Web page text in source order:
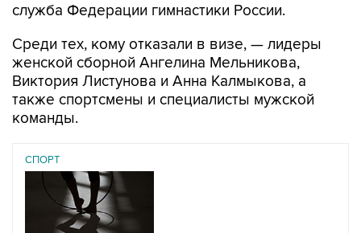
Среди тех, кому отказали в визе, — лидеры
Виктория Листунова и Анна Калмыкова, а
также спортсмены и специалисты мужской
команды.
СПОРТ